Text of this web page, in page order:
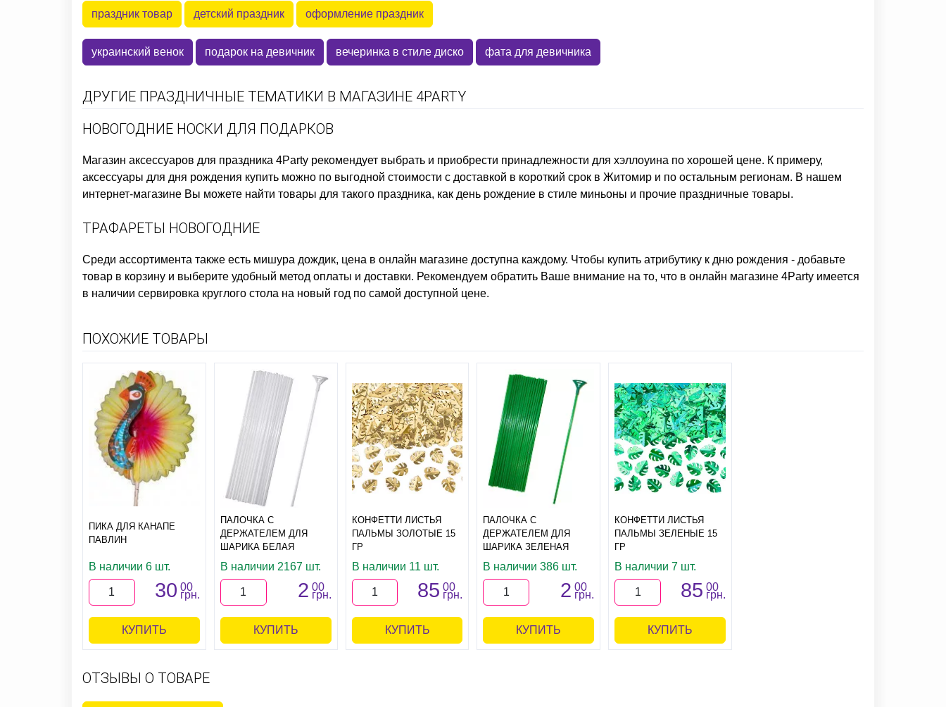
праздник товар детский праздник оформление праздник
украинский венок подарок на девичник вечеринка в стиле диско фата для девичника
ДРУГИЕ ПРАЗДНИЧНЫЕ ТЕМАТИКИ В МАГАЗИНЕ 4PARTY
НОВОГОДНИЕ НОСКИ ДЛЯ ПОДАРКОВ
Магазин аксессуаров для праздника 4Party рекомендует выбрать и приобрести принадлежности для хэллоуина по хорошей цене. К примеру,
аксессуары для дня рождения купить можно по выгодной стоимости с доставкой в короткий срок в Житомир и по остальным регионам. В нашем
интернет-магазине Вы можете найти товары для такого праздника, как день рождение в стиле миньоны и прочие праздничные товары.
ТРАФАРЕТЫ НОВОГОДНИЕ
Среди ассортимента также есть мишура дождик, цена в онлайн магазине доступна каждому. Чтобы купить атрибутику к дню рождения - добавьте
товар в корзину и выберите удобный метод оплаты и доставки. Рекомендуем обратить Ваше внимание на то, что в онлайн магазине 4Party имеется
в наличии сервировка круглого стола на новый год по самой доступной цене.
ПОХОЖИЕ ТОВАРЫ
ПИКА ДЛЯ КАНАПЕ
ПАВЛИН
В наличии 6 шт.
30 00
грн.
КУПИТЬ
ПАЛОЧКА С
ДЕРЖАТЕЛЕМ ДЛЯ
ШАРИКА БЕЛАЯ
В наличии 2167 шт.
2 00
грн.
КУПИТЬ
КОНФЕТТИ ЛИСТЬЯ
ПАЛЬМЫ ЗОЛОТЫЕ 15
ГР
В наличии 11 шт.
85 00
грн.
КУПИТЬ
ПАЛОЧКА С
ДЕРЖАТЕЛЕМ ДЛЯ
ШАРИКА ЗЕЛЕНАЯ
В наличии 386 шт.
2 00
грн.
КУПИТЬ
КОНФЕТТИ ЛИСТЬЯ
ПАЛЬМЫ ЗЕЛЕНЫЕ 15
ГР
В наличии 7 шт.
85 00
грн.
КУПИТЬ
ОТЗЫВЫ О ТОВАРЕ